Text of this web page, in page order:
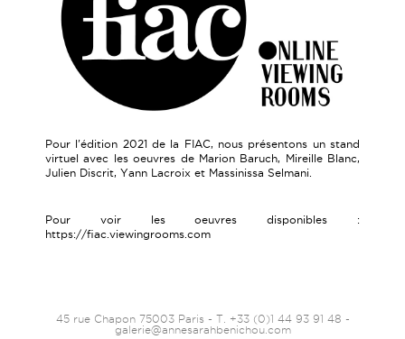
Pour l'édition 2021 de la FIAC, nous présentons un stand
virtuel avec les oeuvres de Marion Baruch, Mireille Blanc,
Julien Discrit, Yann Lacroix et Massinissa Selmani.
Pour voir les oeuvres disponibles :
https://fiac.viewingrooms.com
45 rue Chapon 75003 Paris - T. +33 (0)1 44 93 91 48 -
galerie@annesarahbenichou.com